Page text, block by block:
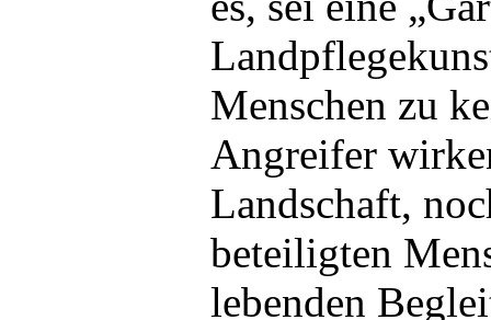
Menschen zu
Angreifer
Landschaft,
beteiligten
lebenden